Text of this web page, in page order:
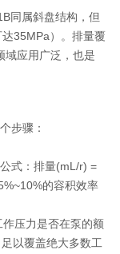
同属斜盘结构，但
35MPa）。排量覆
域应用广泛，也是
步骤：
式：排量(mL/r) =
的容积效率
压力是否在泵的额
以覆盖绝大多数工